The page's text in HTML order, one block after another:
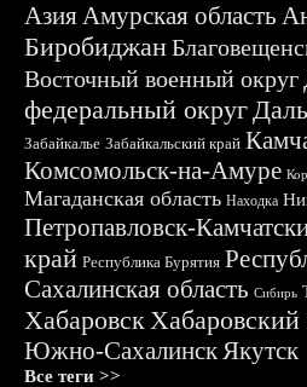
АзияАмурская область
Биробиджан
Восточный военный округ
федеральный округ
Забайкалье Забайкальский край
Комсомольск-на-Амуре
Магаданская область Находка
Петропавловск-
край Республика Бурятия
Сахалинская область Сибирь
ХабаровскХабаровский
Южно-СахалинскЯкутск
Все теги >>